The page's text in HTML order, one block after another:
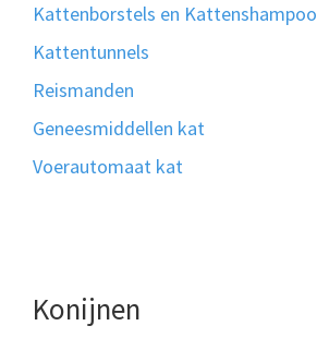
Kattenborstels en Kattenshampoo
Kattentunnels
Reismanden
Geneesmiddellen kat
Voerautomaat kat
Konijnen